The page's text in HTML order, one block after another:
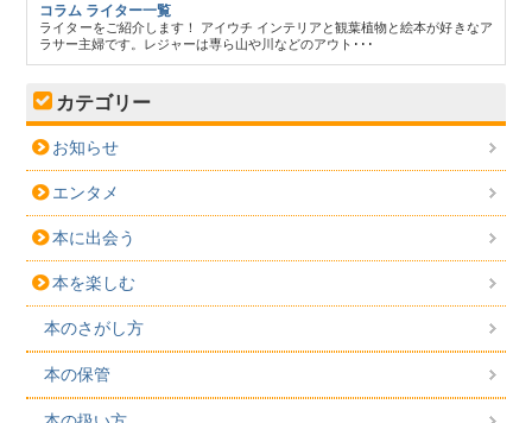
コラム ライター一覧
ライターをご紹介します！ アイウチ インテリアと観葉植物と絵本が好きなア
ラサー主婦です。レジャーは専ら山や川などのアウト･･･
カテゴリー
お知らせ
エンタメ
本に出会う
本を楽しむ
本のさがし方
本の保管